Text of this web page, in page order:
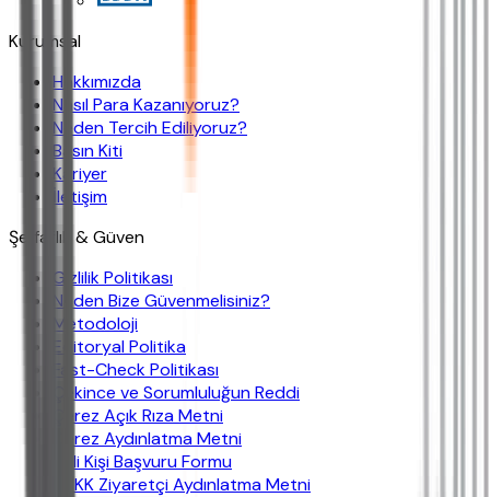
Kurumsal
Hakkımızda
Nasıl Para Kazanıyoruz?
Neden Tercih Ediliyoruz?
Basın Kiti
Kariyer
İletişim
Şeffaflık & Güven
Gizlilik Politikası
Neden Bize Güvenmelisiniz?
Metodoloji
Editoryal Politika
Fast-Check Politikası
Çekince ve Sorumluluğun Reddi
Çerez Açık Rıza Metni
Çerez Aydınlatma Metni
İlgili Kişi Başvuru Formu
KVKK Ziyaretçi Aydınlatma Metni